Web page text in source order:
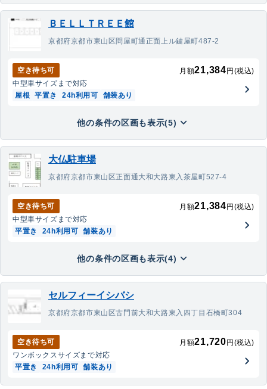
ＢＥＬＬＴＲＥＥ館
京都府京都市東山区問屋町通正面上ル鍵屋町487-2
空き待ち可 月額21,384 円(税込)
中型車サイズまで対応
屋根 平置き 24h利用可 舗装あり
他の条件の区画も表示(5)
大仏駐車場
京都府京都市東山区正面通大和大路東入茶屋町527-4
空き待ち可 月額21,384 円(税込)
中型車サイズまで対応
平置き
24h利用可 舗装あり
他の条件の区画も表示(4)
セルフィーイシバシ
京都府京都市東山区古門前大和大路東入四丁目石橋町304
空き待ち可 月額21,720 円(税込)
ワンボックスサイズまで対応
平置き
24h利用可 舗装あり